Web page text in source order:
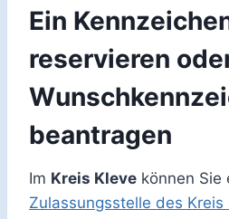
Ein
reservieren
beantragen
Im Kreis Kleve können Sie
Zulassungsstelle des Kreis